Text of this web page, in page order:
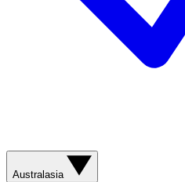
Australasia